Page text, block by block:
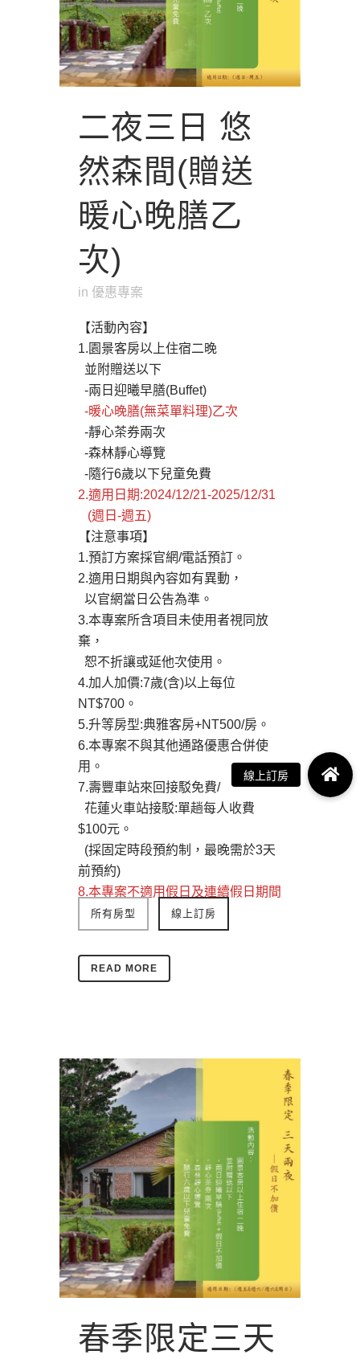
二夜三日 悠
然森間(贈送
暖心晚膳乙
次)
in 優惠專案
【活動內容】
1.園景客房以上住宿二晚
並附贈送以下
-兩日迎曦早膳(Buffet)
-暖心晚膳(無菜單料理)乙次
-靜心茶券兩次
-森林靜心導覽
-隨行6歲以下兒童免費
2.適用日期:2024/12/21-2025/12/31
(週日-週五)
【注意事項】
1.預訂方案採官網/電話預訂。
2.適用日期與內容如有異動，
以官網當日公告為準。
3.本專案所含項目未使用者視同放
棄，
恕不折讓或延他次使用。
4.加人加價:7歲(含)以上每位
NT$700。
5.升等房型:典雅客房+NT500/房。
6.本專案不與其他通路優惠合併使
用。
7.壽豐車站來回接駁免費/
花蓮火車站接駁:單趟每人收費
$100元。
(採固定時段預約制，最晚需於3天
前預約)
8.本專案不適用假日及連續假日期間
所有房型 線上訂房
READ MORE
春季限定三天